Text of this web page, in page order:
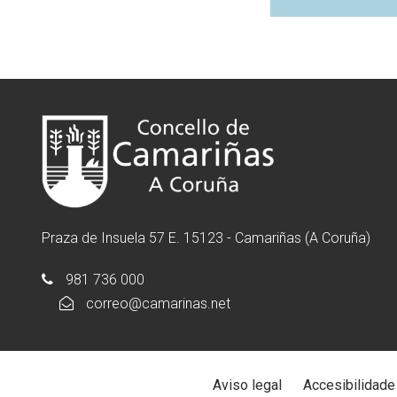
Praza de Insuela 57 E. 15123 - Camariñas (A Coruña)
981 736 000
correo@camarinas.net
Aviso legal Accesibilidade